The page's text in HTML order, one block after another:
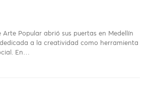
Arte Popular abrió sus puertas en Medellín
a la creatividad como herramienta
En…